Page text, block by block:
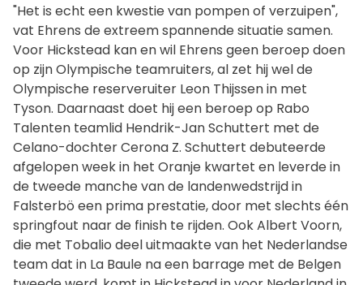
"Het is echt een kwestie van pompen of verzuipen",
vat Ehrens de extreem spannende situatie samen.
Voor Hickstead kan en wil Ehrens geen beroep doen
op zijn Olympische teamruiters, al zet hij wel de
Olympische reserveruiter Leon Thijssen in met
Tyson. Daarnaast doet hij een beroep op Rabo
Talenten teamlid Hendrik-Jan Schuttert met de
Celano-dochter Cerona Z. Schuttert debuteerde
afgelopen week in het Oranje kwartet en leverde in
de tweede manche van de landenwedstrijd in
Falsterbö een prima prestatie, door met slechts één
springfout naar de finish te rijden. Ook Albert Voorn,
die met Tobalio deel uitmaakte van het Nederlandse
team dat in La Baule na een barrage met de Belgen